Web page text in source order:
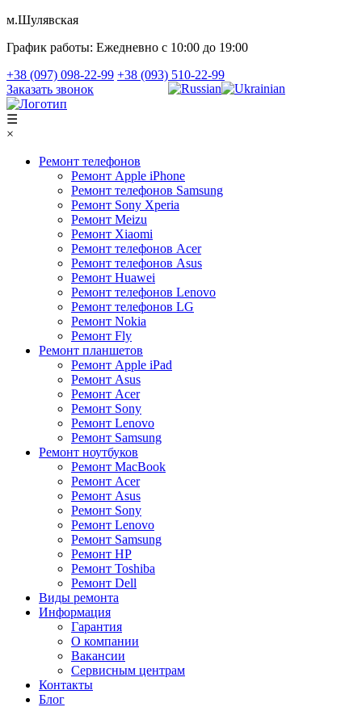
м.Шулявская
График работы: Ежедневно с 10:00 до 19:00
+38 (097) 098-22-99 +38 (093) 510-22-99
Заказать звонок
☰
×
Ремонт телефонов
Ремонт Apple iPhone
Ремонт телефонов Samsung
Ремонт Sony Xperia
Ремонт Meizu
Ремонт Xiaomi
Ремонт телефонов Acer
Ремонт телефонов Asus
Ремонт Huawei
Ремонт телефонов Lenovo
Ремонт телефонов LG
Ремонт Nokia
Ремонт Fly
Ремонт планшетов
Ремонт Apple iPad
Ремонт Asus
Ремонт Acer
Ремонт Sony
Ремонт Lenovo
Ремонт Samsung
Ремонт ноутбуков
Ремонт MacBook
Ремонт Acer
Ремонт Asus
Ремонт Sony
Ремонт Lenovo
Ремонт Samsung
Ремонт HP
Ремонт Toshiba
Ремонт Dell
Виды ремонта
Информация
Гарантия
О компании
Вакансии
Сервисным центрам
Контакты
Блог